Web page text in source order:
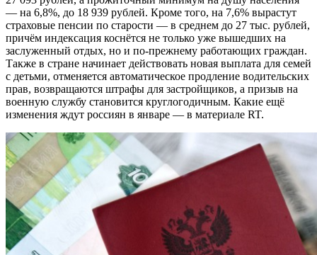
— на 6,8%, до 18 939 рублей. Кроме того, на 7,6% вырастут
страховые пенсии по старости — в среднем до 27 тыс. рублей,
причём индексация коснётся не только уже вышедших на
заслуженный отдых, но и по-прежнему работающих граждан.
Также в стране начинает действовать новая выплата для семей
с детьми, отменяется автоматическое продление водительских
прав, возвращаются штрафы для застройщиков, а призыв на
военную службу становится круглогодичным. Какие ещё
изменения ждут россиян в январе — в материале RT.